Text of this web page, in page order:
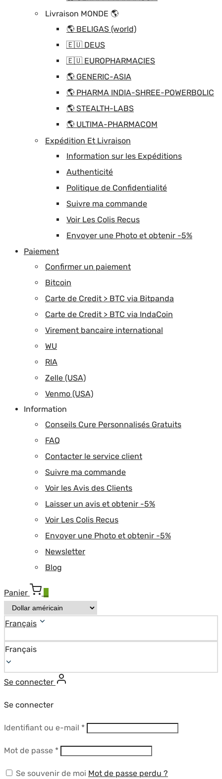
Livraison MONDE 🌎
🌎 BELIGAS (world)
🇪🇺 DEUS
🇪🇺 EUROPHARMACIES
🌎 GENERIC-ASIA
🌎 PHARMA INDIA-SHREE-POWERBOLIC
🌎 STEALTH-LABS
🌎 ULTIMA-PHARMACOM
Expédition Et Livraison
Information sur les Expéditions
Authenticité
Politique de Confidentialité
Suivre ma commande
Voir Les Colis Recus
Envoyer une Photo et obtenir -5%
Paiement
Confirmer un paiement
Bitcoin
Carte de Credit > BTC via Bitpanda
Carte de Credit > BTC via IndaCoin
Virement bancaire international
WU
RIA
Zelle (USA)
Venmo (USA)
Information
Conseils Cure Personnalisés Gratuits
FAQ
Contacter le service client
Suivre ma commande
Voir les Avis des Clients
Laisser un avis et obtenir -5%
Voir Les Colis Recus
Envoyer une Photo et obtenir -5%
Newsletter
Blog
Panier
Français
Français
Se connecter
Se connecter
Identifiant ou e-mail *Obligatoire
Mot de passe *Obligatoire
Se souvenir de moi Mot de passe perdu ?